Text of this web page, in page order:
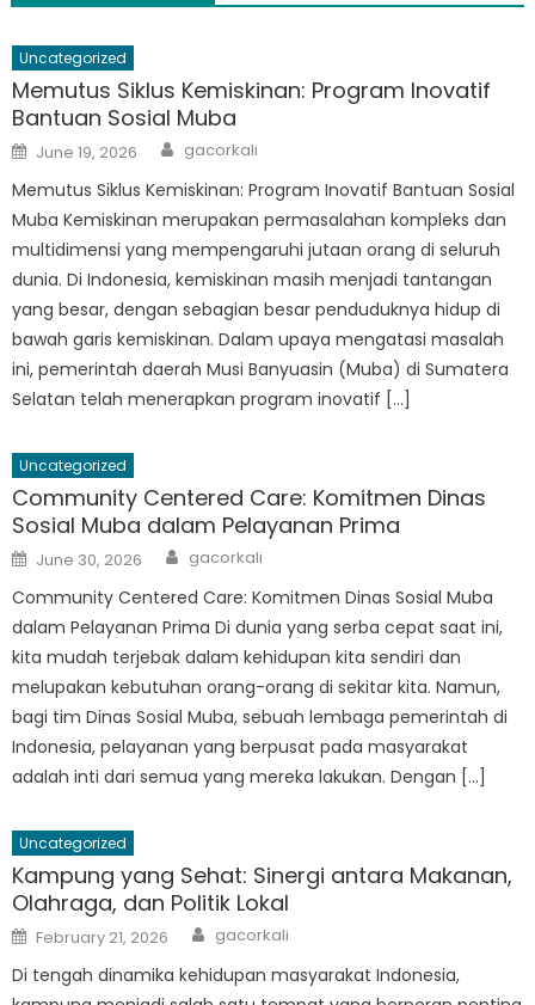
Uncategorized
Memutus Siklus Kemiskinan: Program Inovatif
Bantuan Sosial Muba
Posted
on
June 19, 2026 Author
gacorkali
Memutus Siklus Kemiskinan: Program Inovatif Bantuan Sosial
Muba Kemiskinan merupakan permasalahan kompleks dan
multidimensi yang mempengaruhi jutaan orang di seluruh
dunia. Di Indonesia, kemiskinan masih menjadi tantangan
yang besar, dengan sebagian besar penduduknya hidup di
bawah garis kemiskinan. Dalam upaya mengatasi masalah
ini, pemerintah daerah Musi Banyuasin (Muba) di Sumatera
Selatan telah menerapkan program inovatif […]
Uncategorized
Community Centered Care: Komitmen Dinas
Sosial Muba dalam Pelayanan Prima
Posted
on
June 30, 2026 Author
gacorkali
Community Centered Care: Komitmen Dinas Sosial Muba
dalam Pelayanan Prima Di dunia yang serba cepat saat ini,
kita mudah terjebak dalam kehidupan kita sendiri dan
melupakan kebutuhan orang-orang di sekitar kita. Namun,
bagi tim Dinas Sosial Muba, sebuah lembaga pemerintah di
Indonesia, pelayanan yang berpusat pada masyarakat
adalah inti dari semua yang mereka lakukan. Dengan […]
Uncategorized
Kampung yang Sehat: Sinergi antara Makanan,
Olahraga, dan Politik Lokal
Posted
on
February 21, 2026 Author
gacorkali
Di tengah dinamika kehidupan masyarakat Indonesia,